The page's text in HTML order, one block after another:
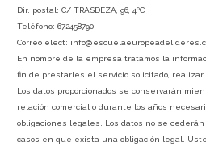
Dir. postal: C/ TRASDEZA, 96, 4ºC
Teléfono: 672458790
Correo elect:
En nombre de la empresa tratamos la
fin de prestarles el servicio solicitado, realizar
Los datos proporcionados se conservarán
relación comercial o durante los años
obligaciones legales. Los datos no se
casos en que exista una obligación legal.